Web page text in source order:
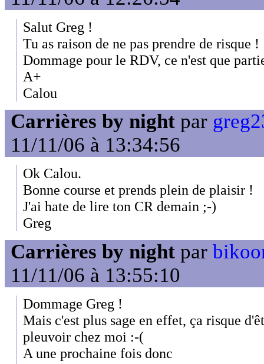
Salut Greg !
Tu as raison de ne pas prendre de risque !
Dommage pour le RDV, ce n'est que
A+
Calou
Carrières by night par
11/11/06 à 13:34:56
Ok Calou.
Bonne course et prends plein de plaisir !
J'ai hate de lire ton CR demain ;-)
Greg
Carrières by night par
11/11/06 à 13:55:10
Dommage Greg !
Mais c'est plus sage en effet, ça risque
pleuvoir chez moi :-(
A une prochaine fois donc